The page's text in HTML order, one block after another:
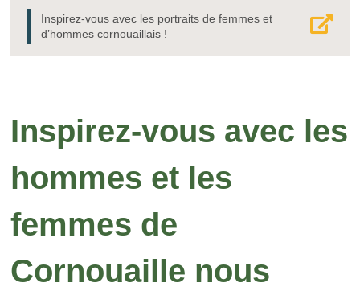
Inspirez-vous avec les portraits de femmes et
d’hommes cornouaillais !
Inspirez-vous avec les
hommes et les
femmes de
Cornouaille nous